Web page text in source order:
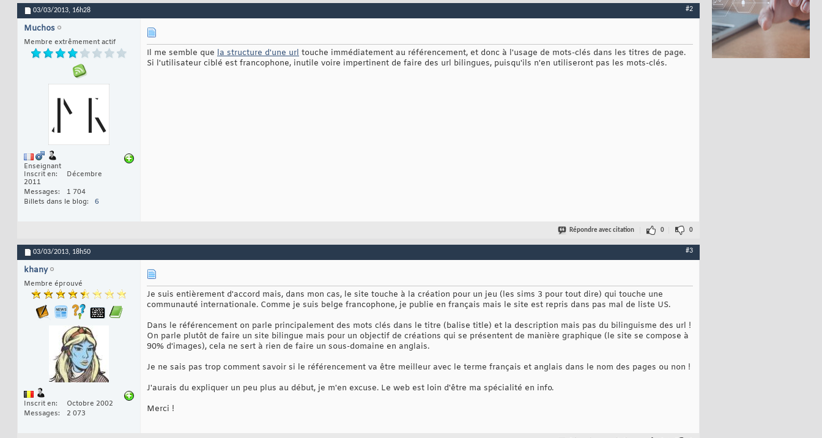
03/03/2013, 16h28 #2
Muchos
Membre extrêmement actif
Enseignant
Inscrit en
Décembre
2011
Messages
1 704
Billets dans le blog
6
Il me semble que la structure d'une url touche immédiatement au référencement, et donc à l'usage de mots-clés dans les titres de page.
Si l'utilisateur ciblé est francophone, inutile voire impertinent de faire des url bilingues, puisqu'ils n'en utiliseront pas les mots-clés.
Répondre avec citation 0 0
03/03/2013, 18h50 #3
khany
Membre éprouvé
Inscrit en
Octobre 2002
Messages
2 073
Je suis entièrement d'accord mais, dans mon cas, le site touche à la création pour un jeu (les sims 3 pour tout dire) qui touche une
communauté internationale. Comme je suis belge francophone, je publie en français mais le site est repris dans pas mal de liste US.
Dans le référencement on parle principalement des mots clés dans le titre (balise title) et la description mais pas du bilinguisme des url !
On parle plutôt de faire un site bilingue mais pour un objectif de créations qui se présentent de manière graphique (le site se compose à
90% d'images), cela ne sert à rien de faire un sous-domaine en anglais.
Je ne sais pas trop comment savoir si le référencement va être meilleur avec le terme français et anglais dans le nom des pages ou non !
J'aurais du expliquer un peu plus au début, je m'en excuse. Le web est loin d'être ma spécialité en info.
Merci !